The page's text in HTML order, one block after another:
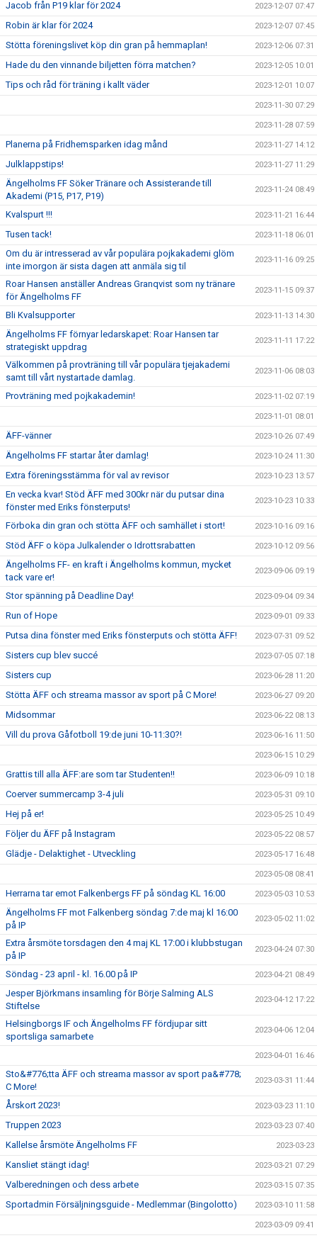
Jacob från P19 klar för 2024 2023-12-07 07:47
Robin är klar för 2024 2023-12-07 07:45
Stötta föreningslivet köp din gran på hemmaplan! 2023-12-06 07:31
Hade du den vinnande biljetten förra matchen? 2023-12-05 10:01
Tips och råd för träning i kallt väder 2023-12-01 10:07
2023-11-30 07:29
2023-11-28 07:59
Planerna på Fridhemsparken idag månd 2023-11-27 14:12
Julklappstips! 2023-11-27 11:29
Ängelholms FF Söker Tränare och Assisterande till
Akademi (P15, P17, P19)
2023-11-24 08:49
Kvalspurt !!! 2023-11-21 16:44
Tusen tack! 2023-11-18 06:01
Om du är intresserad av vår populära pojkakademi glöm
inte imorgon är sista dagen att anmäla sig til
2023-11-16 09:25
Roar Hansen anställer Andreas Granqvist som ny tränare
för Ängelholms FF
2023-11-15 09:37
Bli Kvalsupporter 2023-11-13 14:30
Ängelholms FF förnyar ledarskapet: Roar Hansen tar
strategiskt uppdrag
2023-11-11 17:22
Välkommen på provträning till vår populära tjejakademi
samt till vårt nystartade damlag.
2023-11-06 08:03
Provträning med pojkakademin! 2023-11-02 07:19
2023-11-01 08:01
ÄFF-vänner 2023-10-26 07:49
Ängelholms FF startar åter damlag! 2023-10-24 11:30
Extra föreningsstämma för val av revisor 2023-10-23 13:57
En vecka kvar! Stöd ÄFF med 300kr när du putsar dina
fönster med Eriks fönsterputs!
2023-10-23 10:33
Förboka din gran och stötta ÄFF och samhället i stort! 2023-10-16 09:16
Stöd ÄFF o köpa Julkalender o Idrottsrabatten 2023-10-12 09:56
Ängelholms FF- en kraft i Ängelholms kommun, mycket
tack vare er!
2023-09-06 09:19
Stor spänning på Deadline Day! 2023-09-04 09:34
Run of Hope 2023-09-01 09:33
Putsa dina fönster med Eriks fönsterputs och stötta ÄFF! 2023-07-31 09:52
Sisters cup blev succé 2023-07-05 07:18
Sisters cup 2023-06-28 11:20
Stötta ÄFF och streama massor av sport på C More! 2023-06-27 09:20
Midsommar 2023-06-22 08:13
Vill du prova Gåfotboll 19:de juni 10-11:30?! 2023-06-16 11:50
2023-06-15 10:29
Grattis till alla ÄFF:are som tar Studenten!! 2023-06-09 10:18
Coerver summercamp 3-4 juli 2023-05-31 09:10
Hej på er! 2023-05-25 10:49
Följer du ÄFF på Instagram 2023-05-22 08:57
Glädje - Delaktighet - Utveckling 2023-05-17 16:48
2023-05-08 08:41
Herrarna tar emot Falkenbergs FF på söndag KL 16:00 2023-05-03 10:53
Ängelholms FF mot Falkenberg söndag 7:de maj kl 16:00
på IP
2023-05-02 11:02
Extra årsmöte torsdagen den 4 maj KL 17:00 i klubbstugan
på IP
2023-04-24 07:30
Söndag - 23 april - kl. 16.00 på IP 2023-04-21 08:49
Jesper Björkmans insamling för Börje Salming ALS
Stiftelse
2023-04-12 17:22
Helsingborgs IF och Ängelholms FF fördjupar sitt
sportsliga samarbete
2023-04-06 12:04
2023-04-01 16:46
Sto&#776;tta ÄFF och streama massor av sport pa&#778;
C More!
2023-03-31 11:44
Årskort 2023! 2023-03-23 11:10
Truppen 2023 2023-03-23 07:40
Kallelse årsmöte Ängelholms FF 2023-03-23
Kansliet stängt idag! 2023-03-21 07:29
Valberedningen och dess arbete 2023-03-15 07:35
Sportadmin Försäljningsguide - Medlemmar (Bingolotto) 2023-03-10 11:58
2023-03-09 09:41